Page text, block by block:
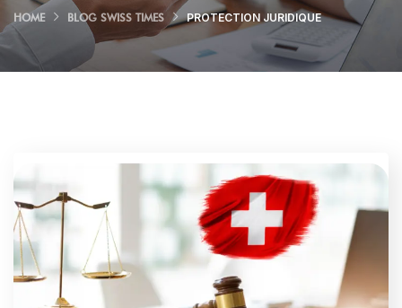
HOME BLOG SWISS TIMES PROTECTION JURIDIQUE